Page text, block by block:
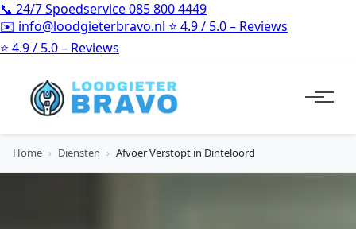
📞 24/7 Spoedservice085 800 4449
✉️ info@loodgieterbravo.nl ⭐ 4.9 / 5.0 – Reviews
⭐ 4.9 / 5.0 – Reviews
Home › Diensten › Afvoer Verstopt in Dinteloord